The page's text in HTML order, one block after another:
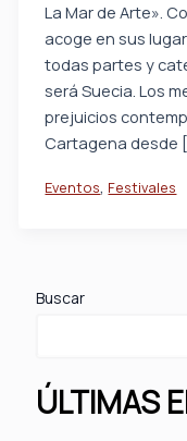
La Mar de Arte».
acoge en sus
todas partes y
será Suecia. Los
prejuicios
Cartagena desde
Eventos, Festivales
Buscar
ÚLTIMAS